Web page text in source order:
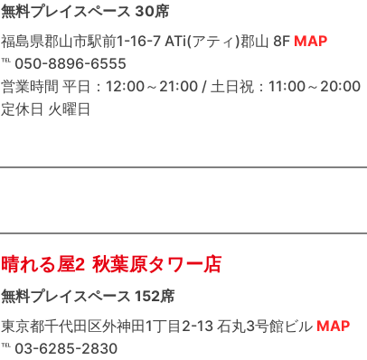
無料プレイスペース 30席
福島県郡山市駅前1-16-7 ATi(アティ)郡山 8F MAP
℡ 050-8896-6555
営業時間 平日：12:00～21:00 / 土日祝：11:00～20:00
定休日 火曜日
晴れる屋2 秋葉原タワー店
無料プレイスペース 152席
東京都千代田区外神田1丁目2-13 石丸3号館ビル MAP
℡ 03-6285-2830